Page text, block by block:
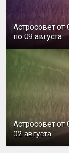
Астросовет от
по 09 августа
Астросовет
02 августа